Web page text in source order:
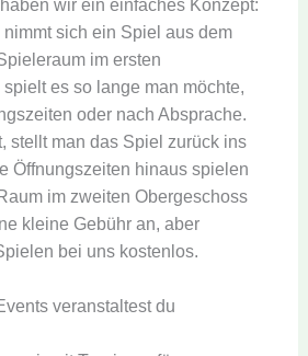
wir ein einfaches Konzept:
nimmt sich ein Spiel aus dem
im ersten
es so lange man möchte,
oder nach Absprache.
stellt man das Spiel zurück ins
Öffnungszeiten hinaus spielen
im zweiten Obergeschoss
kleine Gebühr an, aber
bei uns kostenlos.
veranstaltest du